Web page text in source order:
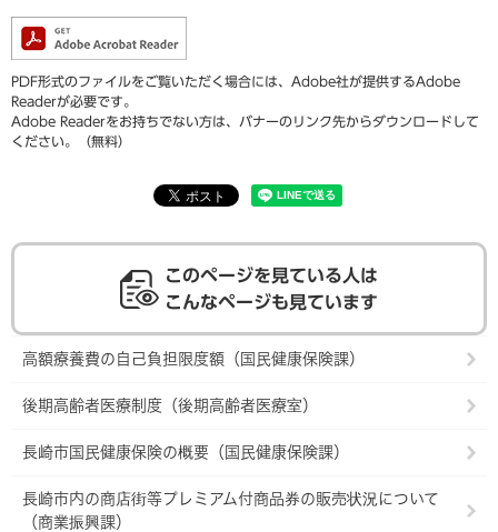
PDF形式のファイルをご覧いただく場合には、Adobe社が提供するAdobe
Readerが必要です。
Adobe Readerをお持ちでない方は、バナーのリンク先からダウンロードして
ください。（無料）
このページを見ている人は
こんなページも見ています
高額療養費の自己負担限度額（国民健康保険課）
後期高齢者医療制度（後期高齢者医療室）
長崎市国民健康保険の概要（国民健康保険課）
長崎市内の商店街等プレミアム付商品券の販売状況について
（商業振興課）